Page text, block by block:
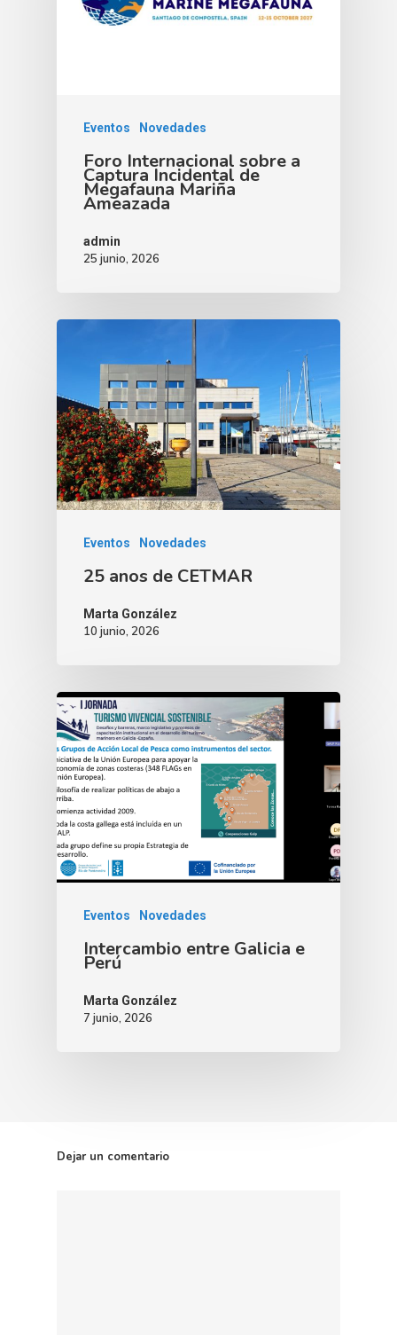
Eventos Novedades
Foro Internacional sobre a
Captura Incidental de
Megafauna Mariña
Ameazada
admin
25 junio, 2026
Eventos Novedades
25 anos de CETMAR
Marta González
10 junio, 2026
Eventos Novedades
Intercambio entre Galicia e
Perú
Marta González
7 junio, 2026
Dejar un comentario